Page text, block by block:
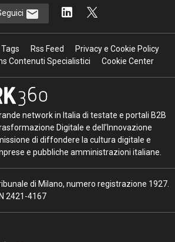
Tags Rss Feed
Privacy e Cookie Policy
Contenuti Specialistici
Cookie Center
network in Italia di testate e portali B2B
Digitale e dell’Innovazione
di diffondere la cultura digitale e
e pubbliche amministrazioni italiane.
di Milano, numero registrazione 1927.
2421-4167